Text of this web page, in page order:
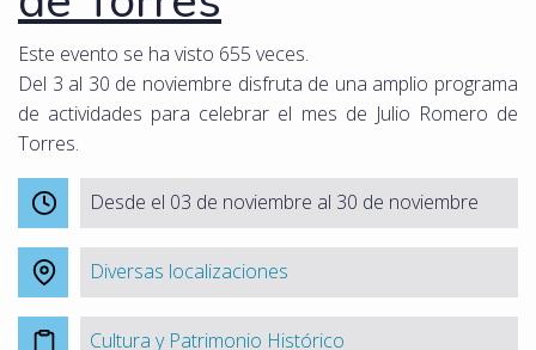
Este evento se ha visto 655 veces.
Del 3 al 30 de noviembre disfruta de una amplio programa
de actividades para celebrar el mes de Julio Romero de
Torres.
Desde el 03 de noviembre al 30 de noviembre
Diversas localizaciones
Cultura y Patrimonio Histórico